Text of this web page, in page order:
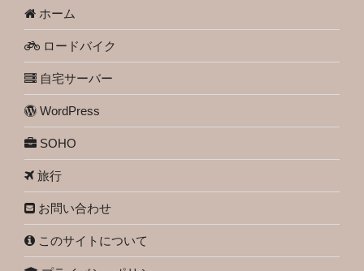
ホーム
ロードバイク
自宅サーバー
WordPress
SOHO
旅行
お問い合わせ
このサイトについて